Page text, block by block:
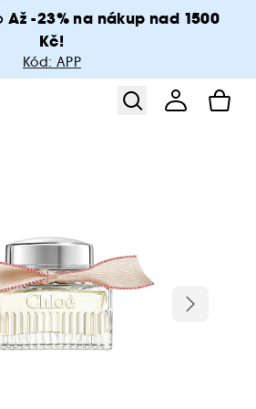
Až -23% na nákup nad 1500
Kč!
Kód: APP